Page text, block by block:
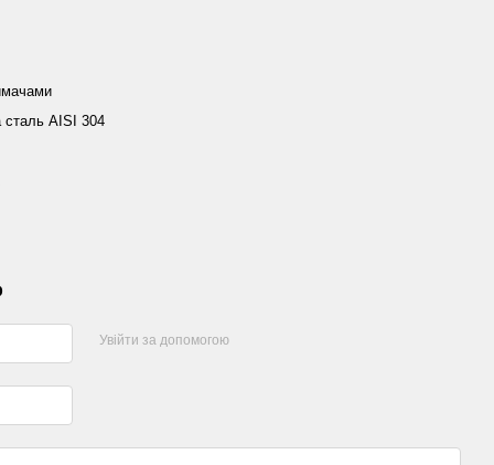
сталь AISI 304
Увійти за допомогою